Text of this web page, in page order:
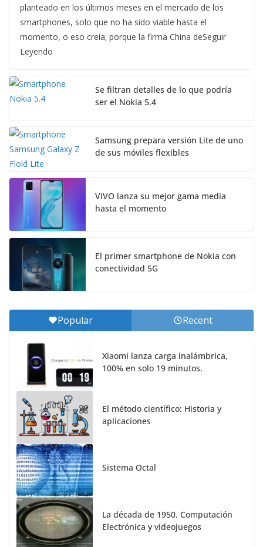
planteado en los últimos meses en el mercado de los
smartphones, solo que no ha sido viable hasta el
momento, o eso creía; porque la firma China deSeguir
Leyendo
Se filtran detalles de lo que podría
ser el Nokia 5.4
Samsung prepara versión Lite de uno
de sus móviles flexibles
VIVO lanza su mejor gama media
hasta el momento
El primer smartphone de Nokia con
conectividad 5G
Popular Recent
Xiaomi lanza carga inalámbrica,
100% en solo 19 minutos.
El método científico: Historia y
aplicaciones
Sistema Octal
La década de 1950. Computación
Electrónica y videojuegos